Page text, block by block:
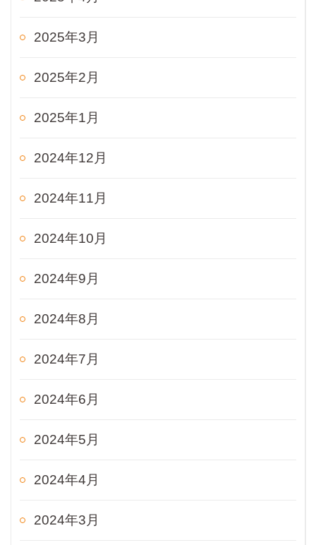
2025年3月
2025年2月
2025年1月
2024年12月
2024年11月
2024年10月
2024年9月
2024年8月
2024年7月
2024年6月
2024年5月
2024年4月
2024年3月